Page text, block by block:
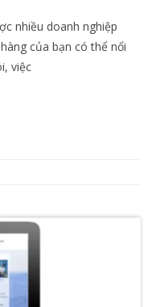
nhiều doanh nghiệp
của bạn có thể nổi
việc